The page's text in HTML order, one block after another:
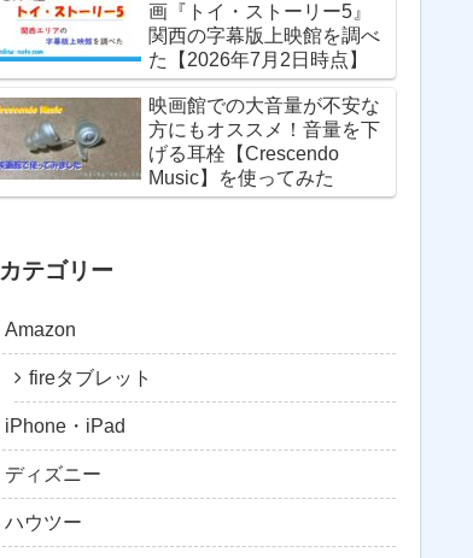
画『トイ・ストーリー5』
関西の字幕版上映館を調べ
た【2026年7月2日時点】
映画館での大音量が不安な
方にもオススメ！音量を下
げる耳栓【Crescendo
Music】を使ってみた
カテゴリー
Amazon
fireタブレット
iPhone・iPad
ディズニー
ハウツー